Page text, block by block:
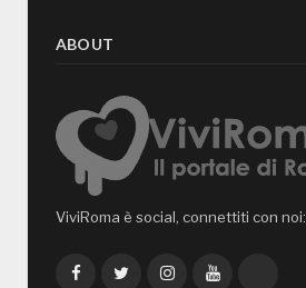
ABOUT
ViviRoma è social, connettiti con noi:
FacebookTwitterInstagramYouTube